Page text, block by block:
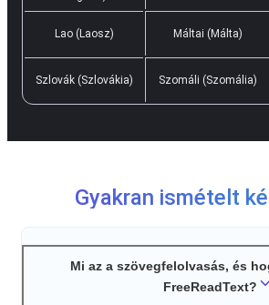
Lao (Laosz) Máltai (Málta)
Szlovák (Szlovákia) Szomáli (Szomália)
Gyakran ismételt
Mi az a szövegfelolvasás, és
FreeReadText?